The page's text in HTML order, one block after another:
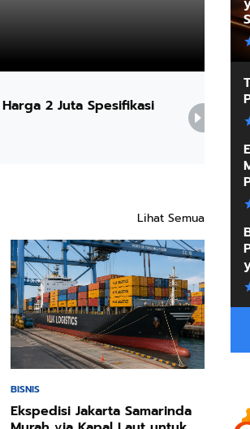
2 Juta Spesifikasi
4
2 tahun
Lihat Semua
BISNIS
Ekspedisi Jakarta Samarinda